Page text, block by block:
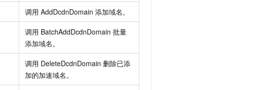
调用 AddDcdnDomain 添加域名。
调用 BatchAddDcdnDomain 批量
添加域名。
调用 DeleteDcdnDomain 删除已添
加的加速域名。